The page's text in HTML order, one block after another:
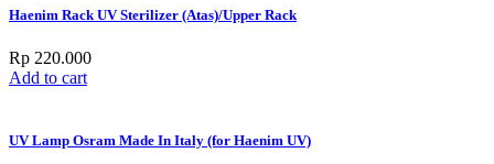
Haenim Rack UV Sterilizer (Atas)/Upper Rack
Rp 220.000
Add to cart
UV Lamp Osram Made In Italy (for Haenim UV)